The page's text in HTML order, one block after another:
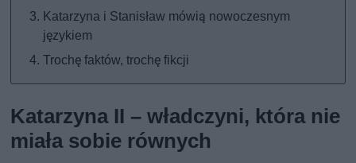
Katarzyna i Stanisław mówią nowoczesnym
językiem
Trochę faktów, trochę fikcji
Katarzyna II – władczyni, która nie
miała sobie równych